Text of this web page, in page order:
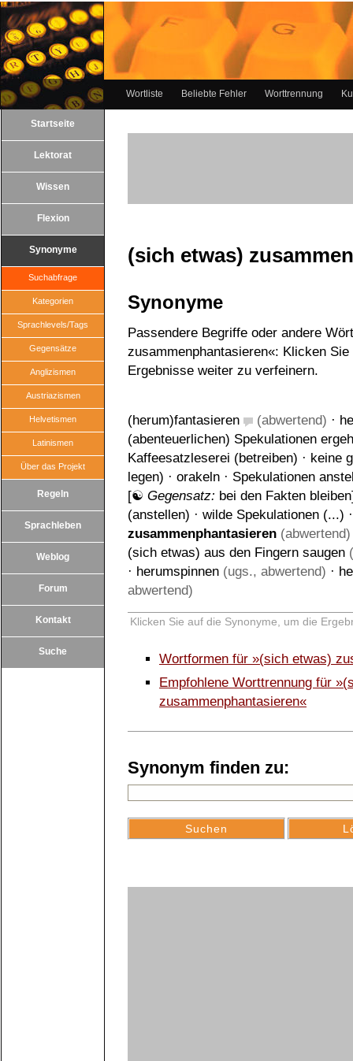
Wortliste Beliebte Fehler Worttrennung
Startseite
Lektorat
Wissen
Flexion
Synonyme
Suchabfrage
Kategorien
Sprachlevels/Tags
Gegensätze
Anglizismen
Austriazismen
Helvetismen
Latinismen
Über das Projekt
Regeln
Sprachleben
Weblog
Forum
Kontakt
Suche
(sich etwas)
Synonyme
Passendere Begriffe oder andere
zusammenphantasieren«: Klicken
Ergebnisse weiter zu verfeinern.
(herum)fantasieren (abwertend) ·
(abenteuerlichen) Spekulationen
Kaffeesatzleserei (betreiben) · keine
legen) · orakeln · Spekulationen
[☯ Gegensatz: bei den Fakten bleiben
(anstellen) · wilde Spekulationen (...)
zusammenphantasieren (abwertend)
(sich etwas) aus den Fingern saugen
· herumspinnen (ugs., abwertend) ·
abwertend)
Klicken Sie auf die Synonyme, um die
Wortformen für »(sich etwas)
Empfohlene Worttrennung für
zusammenphantasieren«
Synonym finden zu: